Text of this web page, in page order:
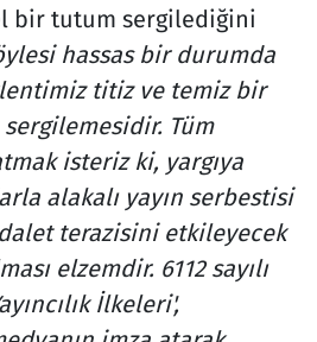
bir tutum sergilediğini
hassas bir durumda
titiz ve temiz bir
Tüm
isteriz ki, yargıya
alakalı yayın serbestisi
terazisini etkileyecek
elzemdir. 6112 sayılı
İlkeleri',